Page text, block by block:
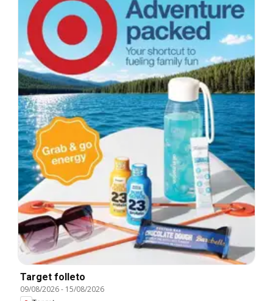
Target folleto
09/08/2026- 15/08/2026